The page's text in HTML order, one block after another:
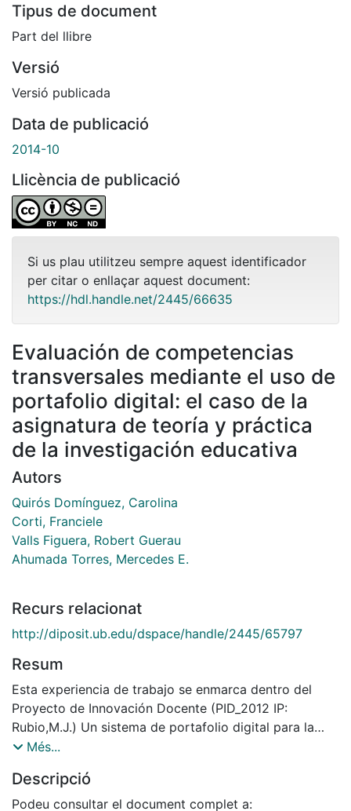
Tipus de document
Part del llibre
Versió
Versió publicada
Data de publicació
2014-10
Llicència de publicació
Si us plau utilitzeu sempre aquest identificador
per citar o enllaçar aquest document:
https://hdl.handle.net/2445/66635
Evaluación de competencias
transversales mediante el uso de
portafolio digital: el caso de la
asignatura de teoría y práctica
de la investigación educativa
Autors
Quirós Domínguez, Carolina
Corti, Franciele
Valls Figuera, Robert Guerau
Ahumada Torres, Mercedes E.
Recurs relacionat
http://diposit.ub.edu/dspace/handle/2445/65797
Resum
Esta experiencia de trabajo se enmarca dentro del
Proyecto de Innovación Docente (PID_2012 IP:
Rubio,M.J.) Un sistema de portafolio digital para la
mejora de competencias transversales
esta experiencia tiene por objetivo
poder integrar a lo largo de la carrera de Pedagogía el
Més...
Descripció
Podeu consultar el document complet a: